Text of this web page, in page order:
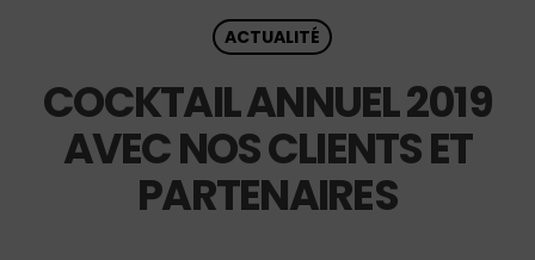
ACTUALITÉ
COCKTAIL ANNUEL 2019
AVEC NOS CLIENTS ET
PARTENAIRES